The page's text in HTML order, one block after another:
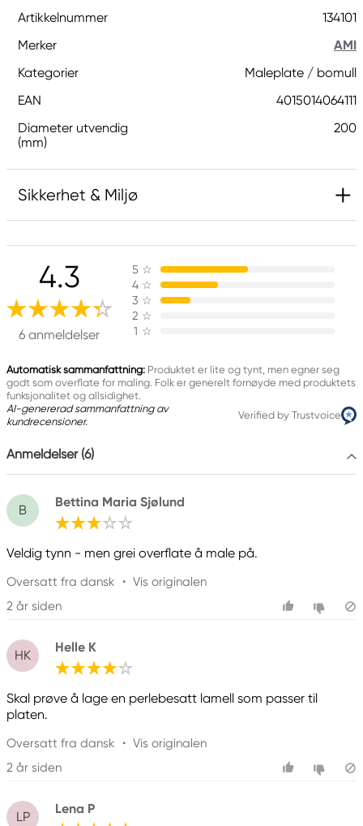
Artikkelnummer
134101
Merker
AMI
Kategorier
Maleplate / bomull
EAN
4015014064111
Diameter utvendig
(mm)
200
Sikkerhet & Miljø
Ansvarlig EU
AMI
Art Material International
Carl-Zeiss-Str. 21-23
24568 Kaltenkirchen, Germany
+ 49 (0)4191 / 8000 - 30
4.3
6 anmeldelser
5 ☆
4 ☆
3 ☆
2 ☆
1 ☆
Automatisk sammanfattning: Produktet er lite og tynt, men egner seg
godt som overflate for maling. Folk er generelt fornøyde med produktets
funksjonalitet og allsidighet.
AI-genererad sammanfattning av
kundrecensioner.
Verified by Trustvoice
Anmeldelser (6)
B
Bettina Maria Sjølund
Veldig tynn - men grei overflate å male på.
Oversatt fra dansk • Vis originalen
2 år siden
HK
Helle K
Skal prøve å lage en perlebesatt lamell som passer til
platen.
Oversatt fra dansk • Vis originalen
2 år siden
LP
Lena P